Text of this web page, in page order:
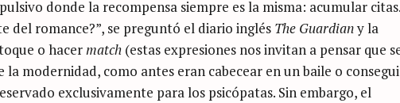
donde la recompensa siempre es la misma: acumular citas.
del romance?”, se preguntó el diario inglés The Guardiany la
o hacermatch (estas expresiones nos invitan a pensar que
modernidad, como antes eran cabecear en un baile o
exclusivamente para los psicópatas. Sin embargo, el